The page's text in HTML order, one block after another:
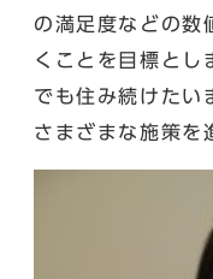
の満足度などの数
くことを目標とし
でも住み続けたい
さまざまな施策を